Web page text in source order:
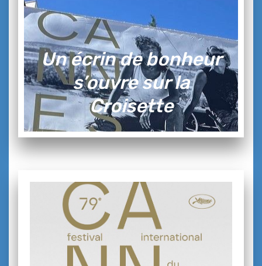
Un écrin de bonheur
s’ouvre sur la
Croisette